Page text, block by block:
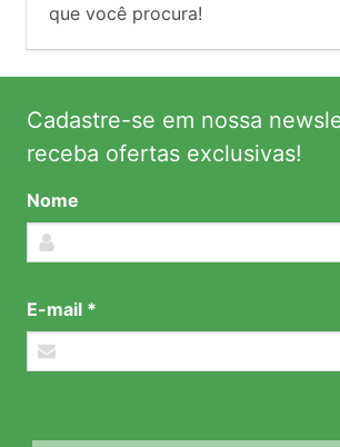
que você procura!
Cadastre-se em nossa
receba ofertas exclusivas!
Nome
E-mail *